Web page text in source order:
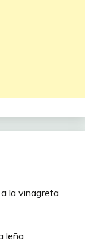
la vinagreta
leña